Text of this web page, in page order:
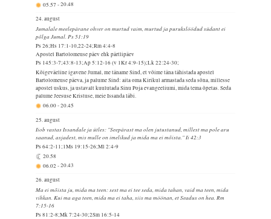
05.57-20.48
24. august
Jumalale meelepärane ohver on murtud vaim, murtud ja purukslöödud südant ei
põlga Jumal. Ps 51:19
Ps 26;Hs 17:1-10,22-24;Rm 4:4-8
Apostel Bartolomeuse päev ehk pärtlipäev
Ps 145:3-7;43:8-13;Ap 5:12-16 (v 1Kr 4:9-15);Lk 22:24-30;
Kõigeväeline igavene Jumal, me täname Sind, et võime täna tähistada apostel
Bartolomeuse päeva, ja palume Sind: aita oma Kirikul armastada seda sõna, millesse
apostel uskus, ja ustavalt kuulutada Sinu Poja evangeeliumi, mida tema õpetas. Seda
palume Jeesuse Kristuse, meie Issanda läbi.
06.00-20.45
25. august
Iiob vastas Issandale ja ütles: "Seepärast ma olen jutustanud, millest ma pole aru
saanud, asjadest, mis mulle on imelikud ja mida ma ei mõista." Ii 42:3
Ps 64:2-11;1Ms 19:15-26;Ml 2:4-9
20.58
06.02-20.43
26. august
Ma ei mõista ju, mida ma teen: sest ma ei tee seda, mida tahan, vaid ma teen, mida
vihkan. Kui ma aga teen, mida ma ei taha, siis ma möönan, et Seadus on hea. Rm
7:15-16
Ps 81:2-8;Mk 7:24-30;2Sm 16:5-14